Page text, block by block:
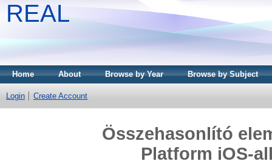
REAL
Home About Browse by Year Browse by Subject
Login Create Account
Összehasonlító
Platform iOS-